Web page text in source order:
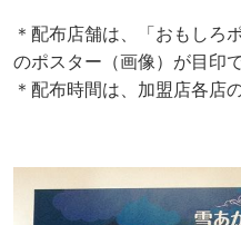
＊配布店舗は、「おもしろ
のポスター（画像）が目印で
＊配布時間は、加盟店各店